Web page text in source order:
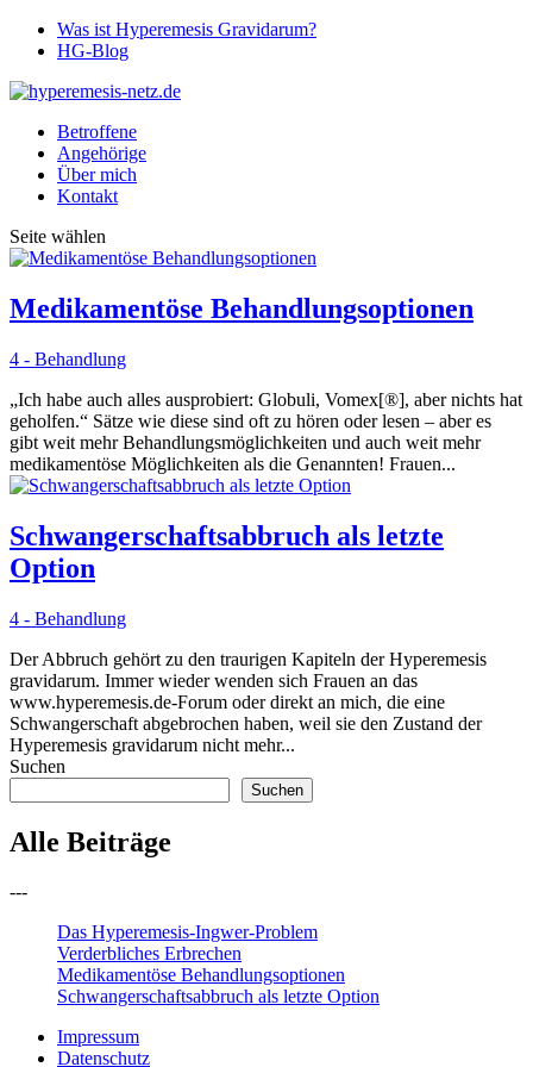
Was ist Hyperemesis Gravidarum?
HG-Blog
Betroffene
Angehörige
Über mich
Kontakt
Seite wählen
Medikamentöse Behandlungsoptionen
4 - Behandlung
„Ich habe auch alles ausprobiert: Globuli, Vomex[®], aber nichts hat
geholfen.“ Sätze wie diese sind oft zu hören oder lesen – aber es
gibt weit mehr Behandlungsmöglichkeiten und auch weit mehr
medikamentöse Möglichkeiten als die Genannten! Frauen...
Schwangerschaftsabbruch als letzte
Option
4 - Behandlung
Der Abbruch gehört zu den traurigen Kapiteln der Hyperemesis
gravidarum. Immer wieder wenden sich Frauen an das
www.hyperemesis.de-Forum oder direkt an mich, die eine
Schwangerschaft abgebrochen haben, weil sie den Zustand der
Hyperemesis gravidarum nicht mehr...
Suchen
Suchen
Alle Beiträge
---
Das Hyperemesis-Ingwer-Problem
Verderbliches Erbrechen
Medikamentöse Behandlungsoptionen
Schwangerschaftsabbruch als letzte Option
Impressum
Datenschutz